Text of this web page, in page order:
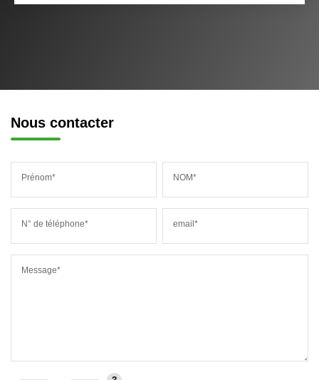
Nous contacter
Prénom* NOM*
N° de téléphone* email*
Message*